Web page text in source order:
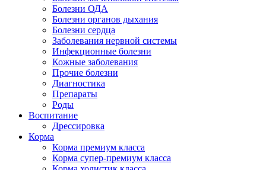
Болезни ОДА
Болезни органов дыхания
Болезни сердца
Заболевания нервной системы
Инфекционные болезни
Кожные заболевания
Прочие болезни
Диагностика
Препараты
Роды
Воспитание
Дрессировка
Корма
Корма премиум класса
Корма супер-премиум класса